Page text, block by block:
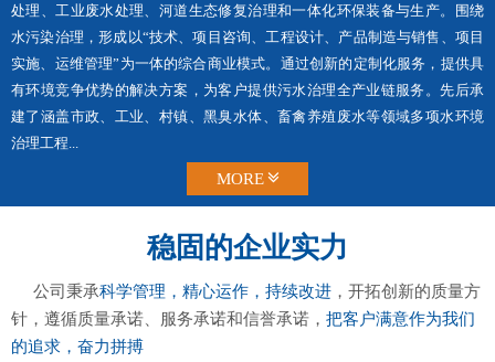
处理、工业废水处理、河道生态修复治理和一体化环保装备与生产。围绕
水污染治理，形成以“技术、项目咨询、工程设计、产品制造与销售、项目
实施、运维管理”为一体的综合商业模式。通过创新的定制化服务，提供具
有环境竞争优势的解决方案，为客户提供污水治理全产业链服务。先后承
建了涵盖市政、工业、村镇、黑臭水体、畜禽养殖废水等领域多项水环境
治理工程...
MORE
稳固的企业实力
公司秉承科学管理，精心运作，持续改进 ，开拓创新的质量方
针，遵循质量承诺、服务承诺和信誉承诺， 把客户满意作为我们
的追求，奋力拼搏